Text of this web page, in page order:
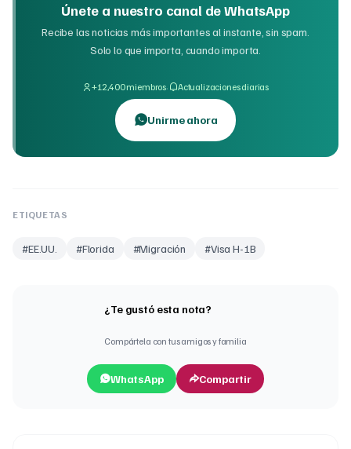
Únete a nuestro canal de WhatsApp
Recibe las noticias más importantes al instante, sin spam.
Solo lo que importa, cuando importa.
+12,400 miembros· Actualizaciones diarias
Unirme ahora
ETIQUETAS
#EE.UU. #Florida #Migración #Visa H-1B
¿Te gustó esta nota?
Compártela con tus amigos y familia
WhatsApp Compartir